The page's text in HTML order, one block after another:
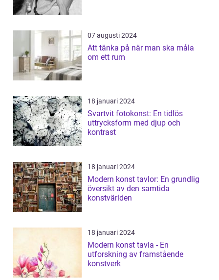
07 augusti 2024
Att tänka på när man ska måla
om ett rum
18 januari 2024
Svartvit fotokonst: En tidlös
uttrycksform med djup och
kontrast
18 januari 2024
Modern konst tavlor: En grundlig
översikt av den samtida
konstvärlden
18 januari 2024
Modern konst tavla - En
utforskning av framstående
konstverk